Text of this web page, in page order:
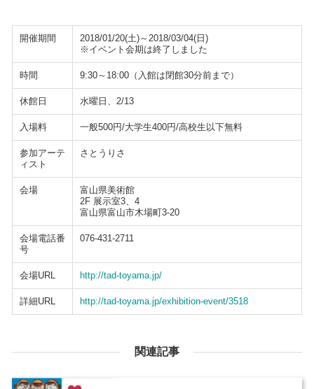
開催期間
2018/01/20(土)～2018/03/04(日)
※イベント会期は終了しました
時間 9:30～18:00（入館は閉館30分前まで）
休館日 水曜日、2/13
入場料 一般500円/大学生400円/高校生以下無料
参加アーテ
ィスト
さとうりさ
会場
富山県美術館
2F 展示室3、4
富山県富山市木場町3-20
会場電話番
号
076-431-2711
会場URL http://tad-toyama.jp/
詳細URL http://tad-toyama.jp/exhibition-event/3518
関連記事